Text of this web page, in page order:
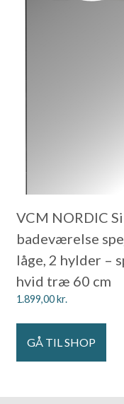
VCM NORDIC
badeværelse
låge, 2 hylder –
hvid træ 60 cm
1.899,00kr.
GÅ TIL SHOP